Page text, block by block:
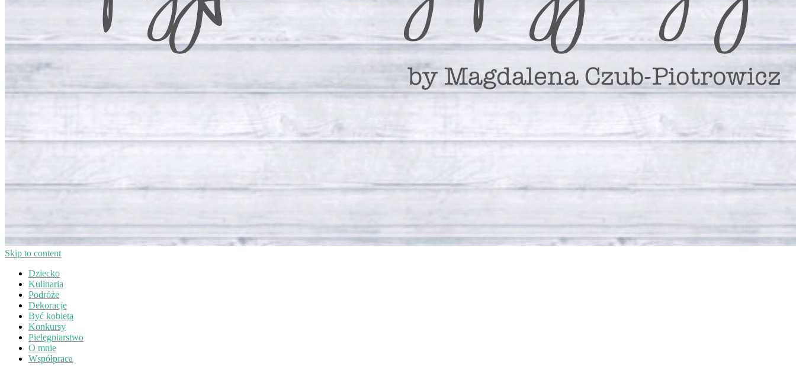
Skip to content
Dziecko
Kulinaria
Podróże
Dekoracje
Być kobietą
Konkursy
Pielęgniarstwo
O mnie
Współpraca